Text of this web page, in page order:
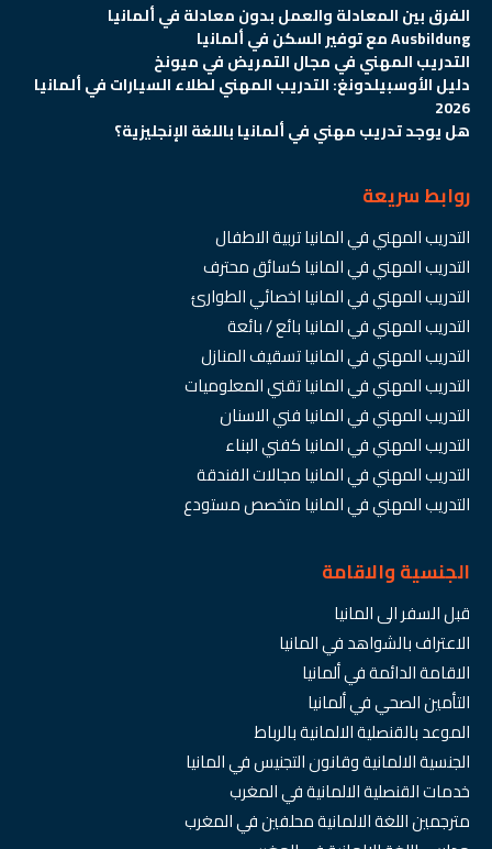
الفرق بين المعادلة والعمل بدون معادلة في ألمانيا
Ausbildung مع توفير السكن في ألمانيا
التدريب المهني في مجال التمريض في ميونخ
دليل الأوسبيلدونغ: التدريب المهني لطلاء السيارات في ألمانيا
2026
هل يوجد تدريب مهني في ألمانيا باللغة الإنجليزية؟
روابط سريعة
التدريب المهني في المانيا تربية الاطفال
التدريب المهني في المانيا كسائق محترف
التدريب المهني في المانيا اخصائي الطوارئ
التدريب المهني في المانيا بائع / بائعة
التدريب المهني في المانيا تسقيف المنازل
التدريب المهني في المانيا تقني المعلوميات
التدريب المهني في المانيا فني الاسنان
التدريب المهني في المانيا كفني البناء
التدريب المهني في المانيا مجالات الفندقة
التدريب المهني في المانيا متخصص مستودع
الجنسية والاقامة
قبل السفر الى المانيا
الاعتراف بالشواهد في المانيا
الاقامة الدائمة في ألمانيا
التأمين الصحي في ألمانيا
الموعد بالقنصلية الالمانية بالرباط
الجنسية الالمانية وقانون التجنيس في المانيا
خدمات القنصلية الالمانية في المغرب
مترجمين اللغة الالمانية محلفين في المغرب